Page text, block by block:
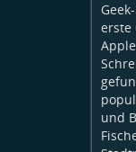
erste
und